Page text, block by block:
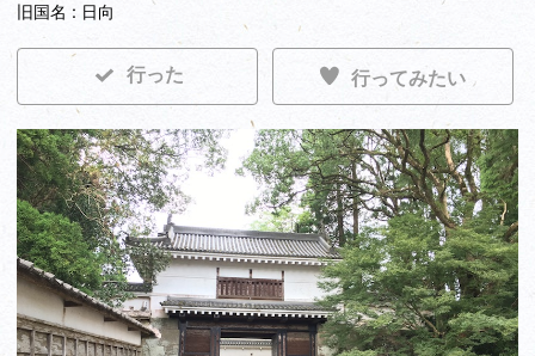
旧国名 : 日向
行った 行ってみたい